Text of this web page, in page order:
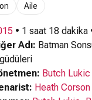
Aile
• 1 saat 18 dakika
Adı: Batman
Butch Lukic
Heath Corson